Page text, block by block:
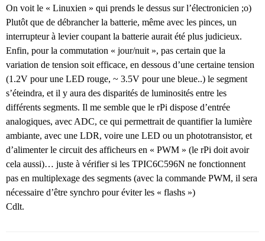
On voit le « Linuxien » qui prends le dessus sur l’électronicien ;o)
Plutôt que de débrancher la batterie, même avec les pinces, un
interrupteur à levier coupant la batterie aurait été plus judicieux.
Enfin, pour la commutation « jour/nuit », pas certain que la
variation de tension soit efficace, en dessous d’une certaine tension
(1.2V pour une LED rouge, ~ 3.5V pour une bleue..) le segment
s’éteindra, et il y aura des disparités de luminosités entre les
différents segments. Il me semble que le rPi dispose d’entrée
analogiques, avec ADC, ce qui permettrait de quantifier la lumière
ambiante, avec une LDR, voire une LED ou un phototransistor, et
d’alimenter le circuit des afficheurs en « PWM » (le rPi doit avoir
cela aussi)… juste à vérifier si les TPIC6C596N ne fonctionnent
pas en multiplexage des segments (avec la commande PWM, il sera
nécessaire d’être synchro pour éviter les « flashs »)
Cdlt.